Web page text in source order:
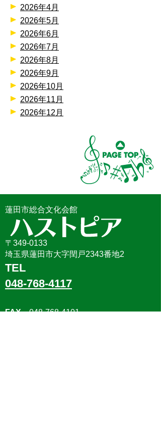
2026年4月
2026年5月
2026年6月
2026年7月
2026年8月
2026年9月
2026年10月
2026年11月
2026年12月
蓮田市総合文化会館
〒349-0133
埼玉県蓮田市大字閏戸2343番地2
TEL
048-768-4117
FAX048-768-4101